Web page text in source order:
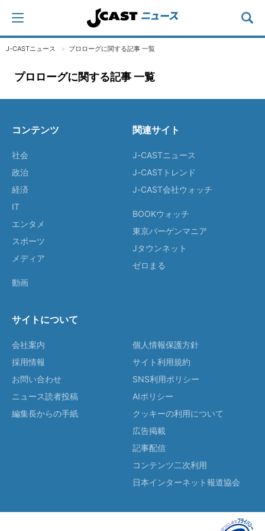
J-CASTニュース プロローグに関する記事 一覧
プロローグに関する記事 一覧
コンテンツ
社会
政治
経済
IT
エンタメ
スポーツ
メディア
動画
関連サイト
J-CASTニュース
J-CASTトレンド
J-CAST会社ウォッチ
BOOKウォッチ
東京バーゲンマニア
Jタウンネット
ゼロまる
サイトについて
会社案内
採用情報
お問い合わせ
ニュース読者投稿
編集長からの手紙
個人情報保護方針
サイト利用規約
SNS利用ポリシー
AIポリシー
クッキーの利用について
広告掲載
記事配信
コンテンツ二次利用
日本インターネット報道協会